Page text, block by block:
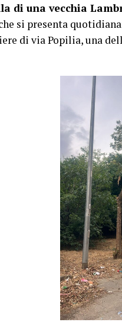
di una vecchia
si presenta
di via Popilia, una